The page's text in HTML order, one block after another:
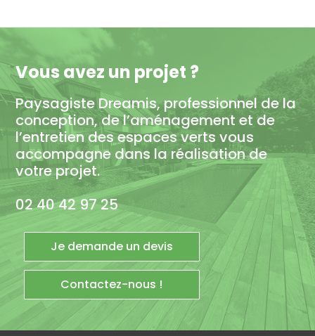
Vous avez un projet ?
Paysagiste Dreamis, professionnel de la
conception, de l’aménagement et de
l’entretien des espaces verts vous
accompagne dans la réalisation de
votre projet.
02 40 42 97 25
Je demande un devis
Contactez-nous !